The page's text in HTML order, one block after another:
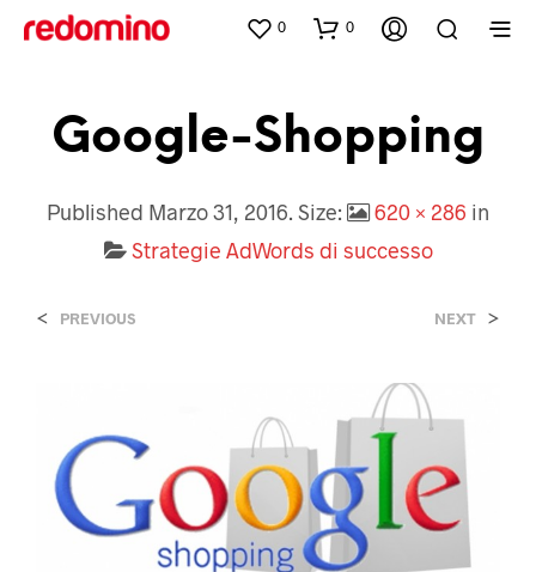
0 0
Google-Shopping
Published Marzo 31, 2016. Size: 620 × 286 in
Strategie AdWords di successo
< PREVIOUS NEXT >